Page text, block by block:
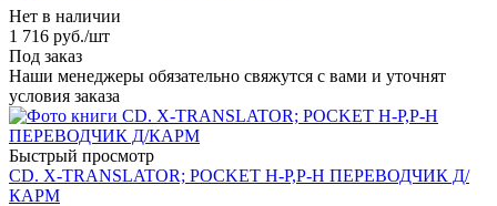
Нет в наличии
1 716 руб./шт
Под заказ
Наши менеджеры обязательно свяжутся с вами и уточнят
условия заказа
Быстрый просмотр
CD. X-TRANSLATOR; POCKET Н-Р,Р-Н ПЕРЕВОДЧИК Д/
КАРМ